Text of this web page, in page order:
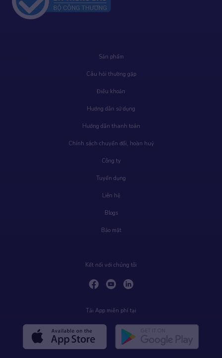
Sản phẩm
Câu hỏi thường gặp
Điều khoản
Hướng dẫn sử dụng
Hướng dẫn thanh toán
Chính sách chuyển đổi, hoàn huỷ
Công ty
Tuyển dụng
Liên hệ
Blogs
Bảo mật
Kết nối với chúng tôi
Tải App miễn phí tại